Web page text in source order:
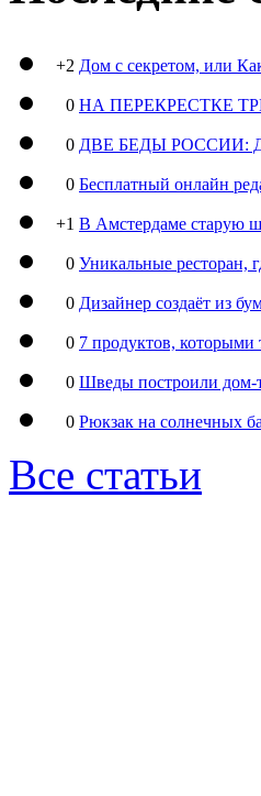
+2 Дом с секретом, или
0 НА ПЕРЕКРЕСТКЕ
0 ДВЕ БЕДЫ РОССИИ:
0 Бесплатный онлайн
+1 В Амстердаме старую
0 Уникальные ресторан,
0 Дизайнер создаёт из
0 7 продуктов,
0 Шведы построили дом-
0 Рюкзак на солнечных
Все статьи